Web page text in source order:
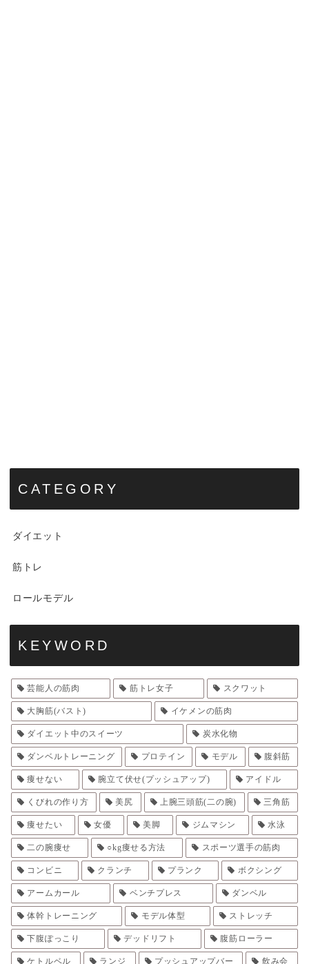
CATEGORY
ダイエット
筋トレ
ロールモデル
KEYWORD
芸能人の筋肉 筋トレ女子 スクワット
大胸筋(バスト) イケメンの筋肉
ダイエット中のスイーツ 炭水化物
ダンベルトレーニング プロテイン モデル 腹斜筋
痩せない 腕立て伏せ(プッシュアップ) アイドル
くびれの作り方 美尻 上腕三頭筋(二の腕) 三角筋
痩せたい 女優 美脚 ジムマシン 水泳
二の腕痩せ ○kg痩せる方法 スポーツ選手の筋肉
コンビニ クランチ プランク ボクシング
アームカール ベンチプレス ダンベル
体幹トレーニング モデル体型 ストレッチ
下腹ぽっこり デッドリフト 腹筋ローラー
ケトルベル ランジ プッシュアップバー 飲み会